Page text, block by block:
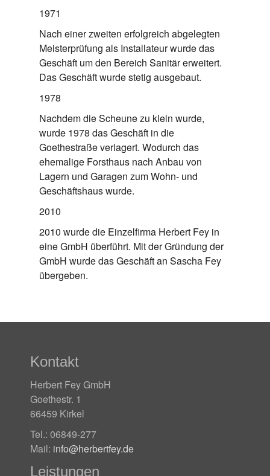
1971
Nach einer zweiten erfolgreich abgelegten
Meisterprüfung als Installateur wurde das
Geschäft um den Bereich Sanitär erweitert.
Das Geschäft wurde stetig ausgebaut.
1978
Nachdem die Scheune zu klein wurde,
wurde 1978 das Geschäft in die
Goethestraße verlagert. Wodurch das
ehemalige Forsthaus nach Anbau von
Lagern und Garagen zum Wohn- und
Geschäftshaus wurde.
2010
2010 wurde die Einzelfirma Herbert Fey in
eine GmbH überführt. Mit der Gründung der
GmbH wurde das Geschäft an Sascha Fey
übergeben.
Kontakt
Herbert Fey GmbH
Goethestr. 1
66459 Kirkel
Tel.: 06849-277
Mail: info@herbertfey.de
Leistungen